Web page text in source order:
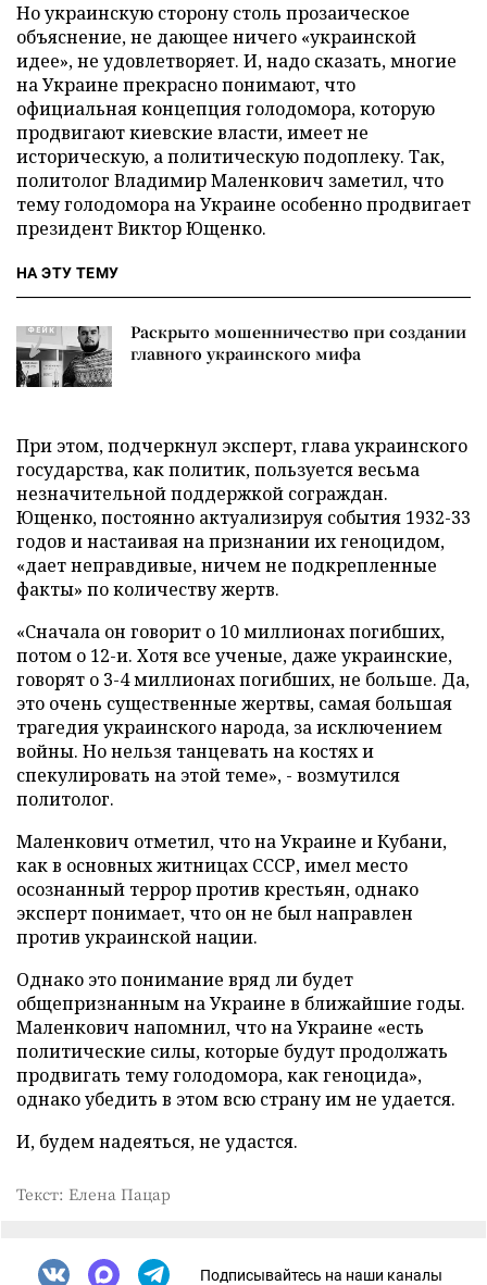
Но украинскую сторону столь прозаическое
объяснение, не дающее ничего «украинской
идее», не удовлетворяет. И, надо сказать, многие
на Украине прекрасно понимают, что
официальная концепция голодомора, которую
продвигают киевские власти, имеет не
историческую, а политическую подоплеку. Так,
политолог Владимир Маленкович заметил, что
тему голодомора на Украине особенно продвигает
президент Виктор Ющенко.
НА ЭТУ ТЕМУ
Раскрыто мошенничество при создании
главного украинского мифа
При этом, подчеркнул эксперт, глава украинского
государства, как политик, пользуется весьма
незначительной поддержкой сограждан.
Ющенко, постоянно актуализируя события 1932-33
годов и настаивая на признании их геноцидом,
«дает неправдивые, ничем не подкрепленные
факты» по количеству жертв.
«Сначала он говорит о 10 миллионах погибших,
потом о 12-и. Хотя все ученые, даже украинские,
говорят о 3-4 миллионах погибших, не больше. Да,
это очень существенные жертвы, самая большая
трагедия украинского народа, за исключением
войны. Но нельзя танцевать на костях и
спекулировать на этой теме», - возмутился
политолог.
Маленкович отметил, что на Украине и Кубани,
как в основных житницах СССР, имел место
осознанный террор против крестьян, однако
эксперт понимает, что он не был направлен
против украинской нации.
Однако это понимание вряд ли будет
общепризнанным на Украине в ближайшие годы.
Маленкович напомнил, что на Украине «есть
политические силы, которые будут продолжать
продвигать тему голодомора, как геноцида»,
однако убедить в этом всю страну им не удается.
И, будем надеяться, не удастся.
Текст: Елена Пацар
Подписывайтесь на наши каналы